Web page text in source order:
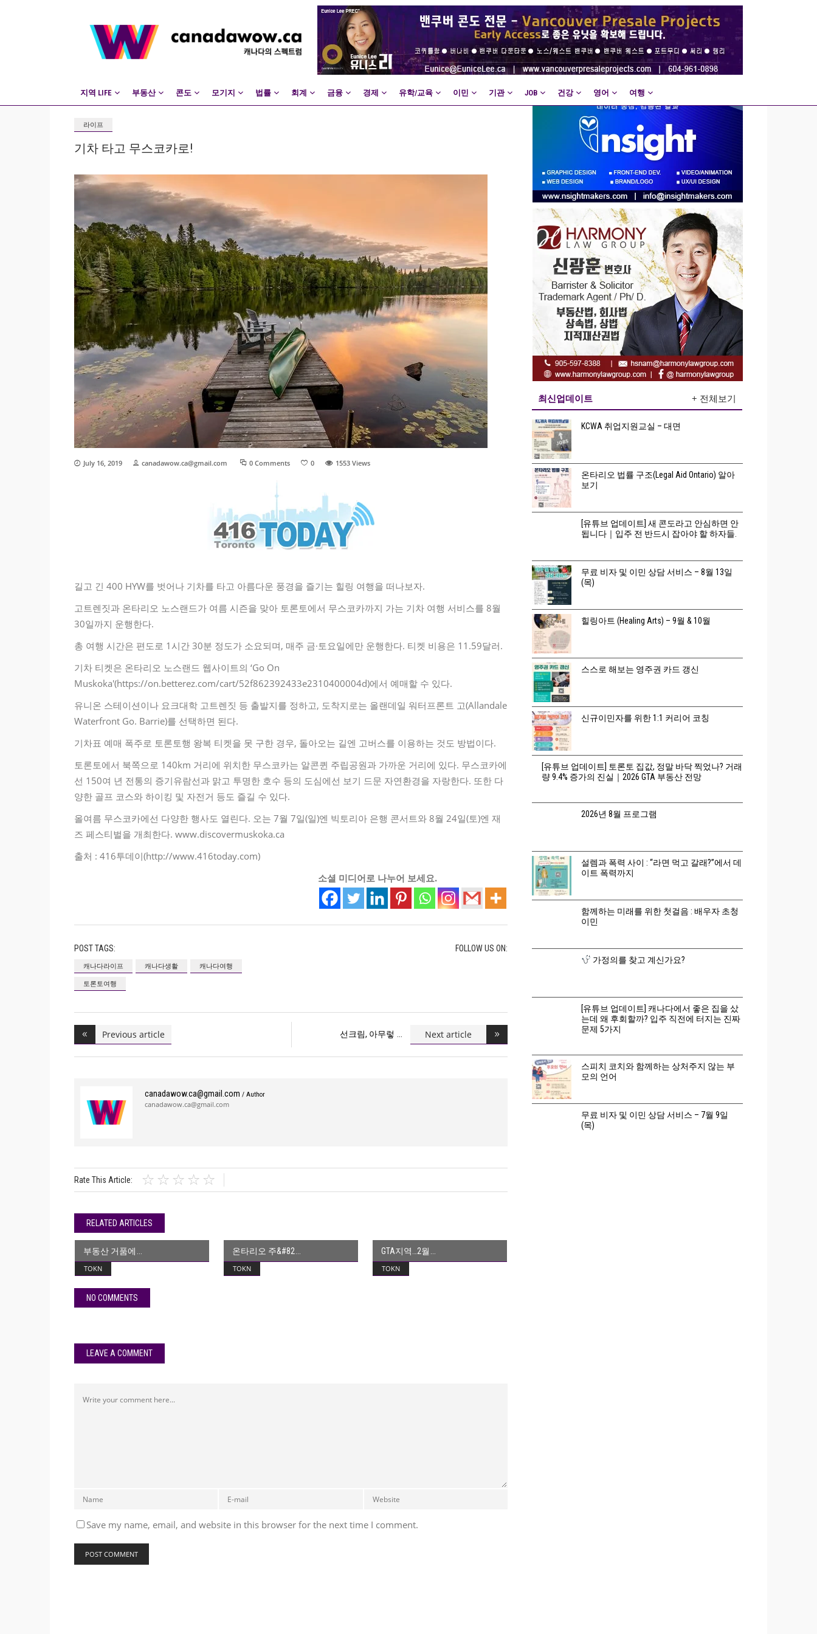
지역 LIFE 부동산 콘도 모기지 법률 회계 금융 경제 유학/교육 이민 기관 JOB 건강 영어 여행
라이프
기차 타고 무스코카로!
July 16, 2019 canadawow.ca@gmail.com 0 Comments 0 1553 Views
길고 긴 400 HYW를 벗어나 기차를 타고 아름다운 풍경을 즐기는 힐링 여행을 떠나보자.
고트렌짓과 온타리오 노스랜드가 여름 시즌을 맞아 토론토에서 무스코카까지 가는 기차 여행 서비스를 8월
30일까지 운행한다.
총 여행 시간은 편도로 1시간 30분 정도가 소요되며, 매주 금·토요일에만 운행한다. 티켓 비용은 11.59달러.
기차 티켓은 온타리오 노스랜드 웹사이트의 ‘Go On
Muskoka'(https://on.betterez.com/cart/52f862392433e2310400004d)에서 예매할 수 있다.
유니온 스테이션이나 요크대학 고트렌짓 등 출발지를 정하고, 도착지로는 올랜데일 워터프론트 고(Allandale
Waterfront Go. Barrie)를 선택하면 된다.
기차표 예매 폭주로 토론토행 왕복 티켓을 못 구한 경우, 돌아오는 길엔 고버스를 이용하는 것도 방법이다.
토론토에서 북쪽으로 140km 거리에 위치한 무스코카는 알콘퀸 주립공원과 가까운 거리에 있다. 무스코카에
선 150여 년 전통의 증기유람선과 맑고 투명한 호수 등의 도심에선 보기 드문 자연환경을 자랑한다. 또한 다
양한 골프 코스와 하이킹 및 자전거 등도 즐길 수 있다.
올여름 무스코카에선 다양한 행사도 열린다. 오는 7월 7일(일)엔 빅토리아 은행 콘서트와 8월 24일(토)엔 재
즈 페스티벌을 개최한다. www.discovermuskoka.ca
출처 : 416투데이(http://www.416today.com)
소셜 미디어로 나누어 보세요.
POST TAGS:
캐나다라이프 캐나다생활
캐나다여행
토론토여행
FOLLOW US ON:
Previous article 선크림, 아무렇 Next article
canadawow.ca@gmail.com / Author
canadawow.ca@gmail.com
Rate This Article:
RELATED ARTICLES
TOKN
부동산 거품에
TOKN
온타리오 주&#82
TOKN
GTA지역…2월
NO COMMENTS
LEAVE A COMMENT
Save my name, email, and website in this browser for the next time I comment.
최신업데이트 + 전체보기
KCWA 취업지원교실 – 대면
온타리오 법률 구조(Legal Aid Ontario) 알아
보기
[유튜브 업데이트] 새 콘도라고 안심하면 안
됩니다｜입주 전 반드시 잡아야 할 하자들.
무료 비자 및 이민 상담 서비스 – 8월 13일
(목)
힐링아트 (Healing Arts) – 9월 & 10월
스스로 해보는 영주권 카드 갱신
신규이민자를 위한 1:1 커리어 코칭
[유튜브 업데이트] 토론토 집값, 정말 바닥 찍었나? 거래
량 9.4% 증가의 진실｜2026 GTA 부동산 전망
2026년 8월 프로그램
설렘과 폭력 사이 : “라면 먹고 갈래?”에서 데
이트 폭력까지
함께하는 미래를 위한 첫걸음 : 배우자 초청
이민
가정의를 찾고 계신가요?
[유튜브 업데이트] 캐나다에서 좋은 집을 샀
는데 왜 후회할까? 입주 직전에 터지는 진짜
문제 5가지
스피치 코치와 함께하는 상처주지 않는 부
모의 언어
무료 비자 및 이민 상담 서비스 – 7월 9일
(목)